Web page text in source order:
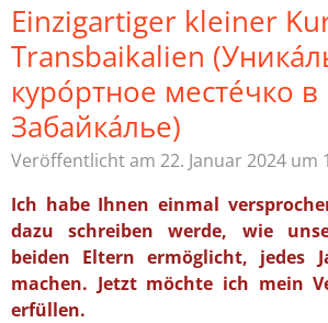
Einzigartiger kleiner
Transbaikalien
куро́ртное местéчко в
Забайка́лье)
Veröffentlicht am 22. Januar 2024 um
Ich habe Ihnen einmal
dazu schreiben werde, wie
beiden Eltern ermöglicht, jedes
machen. Jetzt möchte ich mein
erfüllen.